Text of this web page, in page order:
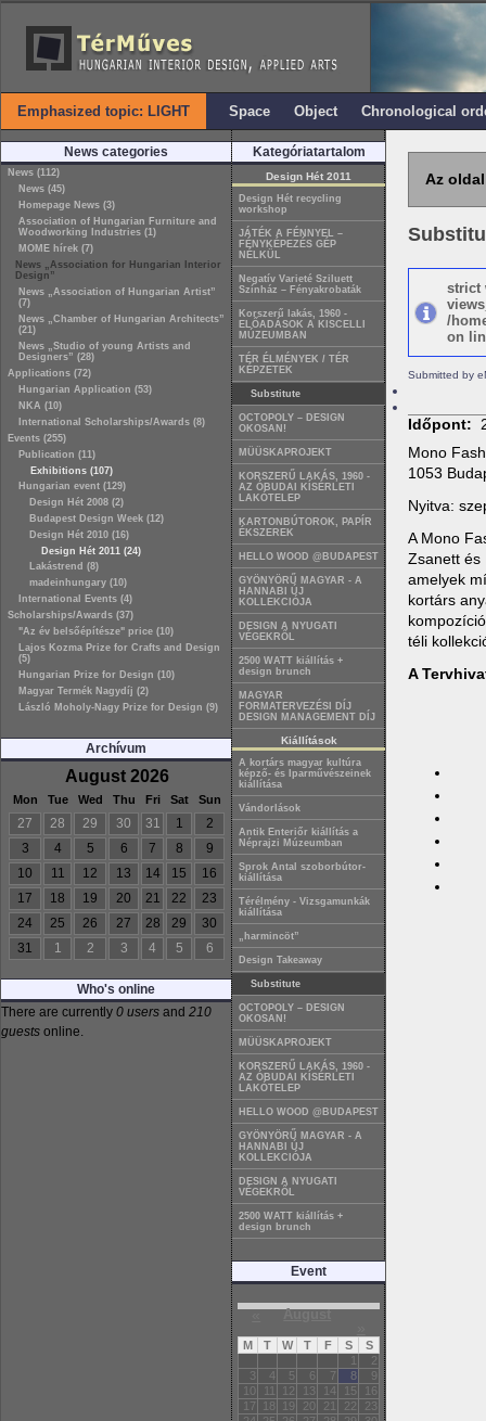
Emphasized topic: LIGHT Space Object Chronological
News categories
News (112)
News (45)
Homepage News (3)
Association of Hungarian Furniture and
Woodworking Industries (1)
MOME hírek (7)
News „Association for Hungarian Interior
Design”
News „Association of Hungarian Artist”
(7)
News „Chamber of Hungarian Architects”
(21)
News „Studio of young Artists and
Designers” (28)
Applications (72)
Hungarian Application (53)
NKA (10)
International Scholarships/Awards (8)
Events (255)
Publication (11)
Exhibitions (107)
Hungarian event (129)
Design Hét 2008 (2)
Budapest Design Week (12)
Design Hét 2010 (16)
Design Hét 2011 (24)
Lakástrend (8)
madeinhungary (10)
International Events (4)
Scholarships/Awards (37)
"Az év belsőépítésze" price (10)
Lajos Kozma Prize for Crafts and Design
(5)
Hungarian Prize for Design (10)
Magyar Termék Nagydíj (2)
László Moholy-Nagy Prize for Design (9)
Archívum
August 2026
Mon Tue Wed Thu Fri Sat Sun
27 28 29 30 31 1
2
3
4 5 6 7 8
9
10
11 12 13 14 15
16
17
18 19 20 21 22
23
24
25 26 27 28 29
30
31
1 2 3 4 5 6
Who's online
There are currently 0 users and 210
guests online.
Kategóriatartalom
Design Hét 2011
Design Hét recycling
workshop
JÁTÉK A FÉNNYEL –
FÉNYKÉPEZÉS GÉP
NÉLKÜL
Negatív Varieté Sziluett
Színház – Fényakrobaták
Korszerű lakás, 1960 -
ELŐADÁSOK A KISCELLI
MÚZEUMBAN
TÉR ÉLMÉNYEK / TÉR
KÉPZETEK
Substitute
OCTOPOLY – DESIGN
OKOSAN!
MÜÜSKAPROJEKT
KORSZERŰ LAKÁS, 1960 -
AZ ÓBUDAI KÍSÉRLETI
LAKÓTELEP
KARTONBÚTOROK, PAPÍR
ÉKSZEREK
HELLO WOOD @BUDAPEST
GYÖNYÖRŰ MAGYAR - A
HANNABI ÚJ
KOLLEKCIÓJA
DESIGN A NYUGATI
VÉGEKRŐL
2500 WATT kiállítás +
design brunch
MAGYAR
FORMATERVEZÉSI DÍJ
DESIGN MANAGEMENT DÍJ
Kiállítások
A kortárs magyar kultúra
képző- és Iparművészeinek
kiállítása
Vándorlások
Antik Enteriőr kiállítás a
Néprajzi Múzeumban
Sprok Antal szoborbútor-
kiállítása
Térélmény - Vizsgamunkák
kiállítása
„harmincöt”
Design Takeaway
Substitute
OCTOPOLY – DESIGN
OKOSAN!
MÜÜSKAPROJEKT
KORSZERŰ LAKÁS, 1960 -
AZ ÓBUDAI KÍSÉRLETI
LAKÓTELEP
HELLO WOOD @BUDAPEST
GYÖNYÖRŰ MAGYAR - A
HANNABI ÚJ
KOLLEKCIÓJA
DESIGN A NYUGATI
VÉGEKRŐL
2500 WATT kiállítás +
design brunch
Event
« August
M T W T F S
S
1
2
3
4 5 6 7 8
9
10
11 12 13 14 15
16
17
18 19 20 21 22
23
Az
strict
/
on
Submitted by
Időpont:
Mono
1053
Nyitva:
A Mono
Zsanett és
amelyek
kortárs
téli
A